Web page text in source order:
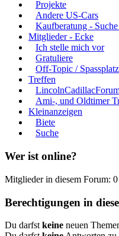
Projekte
Andere US-Cars
Kaufberatung -
Mitglieder - Ecke
Ich stelle mich vor
Gratuliere
Off-Topic / Spassplatz
Treffen
Ami-, und Oldtimer
Kleinanzeigen
Biete
Suche
Wer ist online?
Mitglieder in diesem Forum:
Berechtigungen in
Du darfst keine neuen